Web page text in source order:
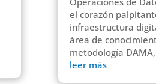
el corazón
infraestructura
área de
metodología
leer más